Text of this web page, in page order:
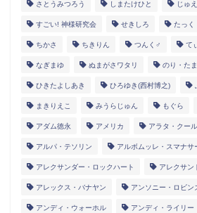
さとうみつろう しまたけひと じゅ
すごい! 神様研究会 せきしろ たっく
ちかさ ちきりん つんく♂ て
なぎまゆ ぬまがさワタリ のり・た
ひきたよしあき ひろゆき(西村博之)
まきりえこ みうらじゅん もぐら
アダム徳永 アメリカ アラタ・クー
アルパ・テソリン アルボムッレ・スマナサ
アレクサンダー・ロックハート アレクサン
アレックス・バナヤン アンソニー・ロビン
アンディ・ウォーホル アンディ・ライリー